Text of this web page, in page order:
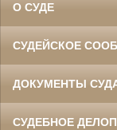
О СУДЕ
СУДЕЙСКОЕ
ДОКУМЕНТЫ
СУДЕБНОЕ